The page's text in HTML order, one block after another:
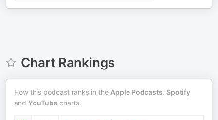
Chart Rankings
How this podcast ranks in the Apple Podcasts, Spotify
and YouTube charts.